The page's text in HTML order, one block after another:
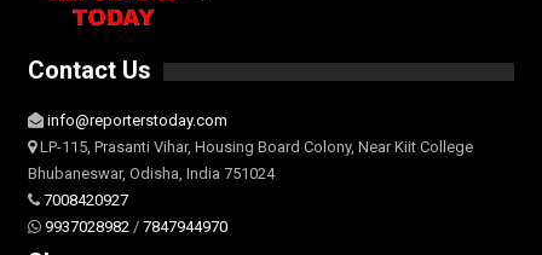
Contact Us
info@reporterstoday.com
LP-115, Prasanti Vihar, Housing Board Colony, Near Kiit College
Bhubaneswar, Odisha, India 751024
7008420927
9937028982 / 7847944970